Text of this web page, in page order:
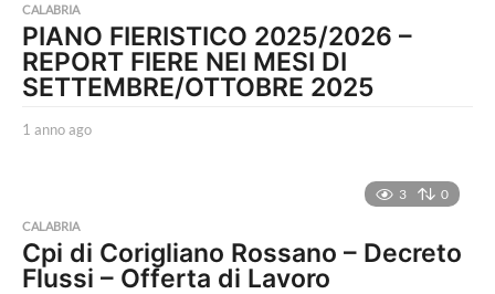
g
o
CALABRIA
PIANO FIERISTICO 2025/2026 –
REPORT FIERE NEI MESI DI
SETTEMBRE/OTTOBRE 2025
1 anno ago
o
3 0
CALABRIA
Cpi di Corigliano Rossano – Decreto
Flussi – Offerta di Lavoro